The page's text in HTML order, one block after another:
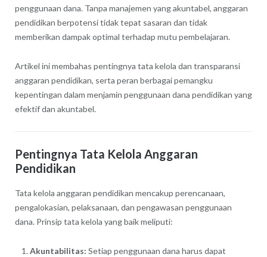
penggunaan dana. Tanpa manajemen yang akuntabel, anggaran
pendidikan berpotensi tidak tepat sasaran dan tidak
memberikan dampak optimal terhadap mutu pembelajaran.
Artikel ini membahas pentingnya tata kelola dan transparansi
anggaran pendidikan, serta peran berbagai pemangku
kepentingan dalam menjamin penggunaan dana pendidikan yang
efektif dan akuntabel.
Pentingnya Tata Kelola Anggaran
Pendidikan
Tata kelola anggaran pendidikan mencakup perencanaan,
pengalokasian, pelaksanaan, dan pengawasan penggunaan
dana. Prinsip tata kelola yang baik meliputi:
Akuntabilitas: Setiap penggunaan dana harus dapat